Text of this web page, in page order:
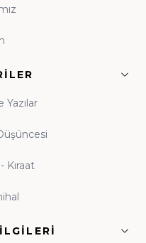
olarak benimser. Hz.
kitapla tanışan
Kitap olarak her yaş
okuma kültürünü
eserlerden
yayınlar Beka Kitap'ta
Yazılar
Kıraat